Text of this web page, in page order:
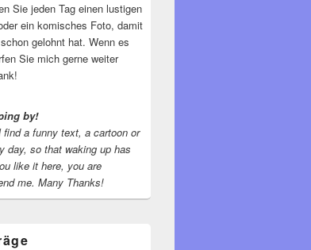
Sie jeden Tag einen lustigen
ein komisches Foto, damit
gelohnt hat. Wenn es
Sie mich gerne weiter
by!
a funny text, a cartoon or
day, so that waking up has
like it here, you are
me. Many Thanks!